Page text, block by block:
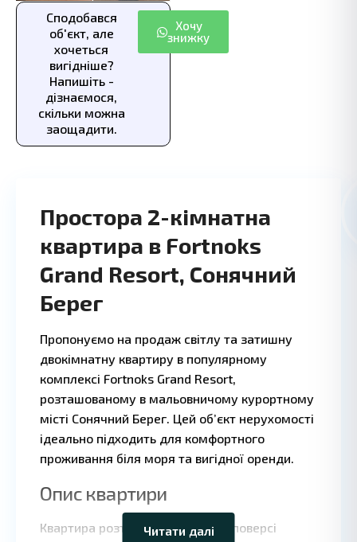
Сподобався
об'єкт, але
хочеться
вигідніше?
Напишіть -
дізнаємося,
скільки можна
заощадити.
Хочу
знижку
Простора 2-кімнатна
квартира в Fortnoks
Grand Resort, Сонячний
Берег
Пропонуємо на продаж світлу та затишну
двокімнатну квартиру в популярному
комплексі Fortnoks Grand Resort,
розташованому в мальовничому курортному
місті Сонячний Берег. Цей об’єкт нерухомості
ідеально підходить для комфортного
проживання біля моря та вигідної оренди.
Опис квартири
Квартира розташована на 3-му поверсі
Читати далі